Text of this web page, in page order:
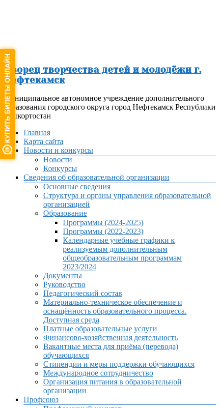
Дворец творчества детей и молодёжи г.
Нефтекамск
Муниципальное автономное учреждение дополнительного
образования городского округа город Нефтекамск Республики
Башкортостан
МенюГлавная
Карта сайта
Новости и конкурсы
Новости
Конкурсы
Сведения об образовательной организации
Основные сведения
Структура и органы управления образовательной
организацией
Образование
Программы (2024-2025)
Программы (2022-2023)
Календарные учебные графики к
реализуемым дополнительным
общеобразовательным программам
2023/2024
Документы
Руководство
Педагогический состав
Материально-техническое обеспечение и
оснащённость образовательного процесса.
Доступная среда
Платные образовательные услуги
Финансово-хозяйственная деятельность
Вакантные места для приёма (перевода)
обучающихся
Стипендии и меры поддержки обучающихся
Международное сотрудничество
Организация питания в образовательной
организации
Профсоюз